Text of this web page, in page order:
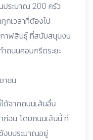
ประมาณ 200 ครัว
กเวลาที่ต้องไป
าฬสินธุ์ ที่สนับสนุนงบ
ถนนคอนกรีตระยะ
าชน
ด้จากถนนเส้นอื่น
ก่อน โดยถนนเส้นนี้ ที่
งบประมาณอยู่